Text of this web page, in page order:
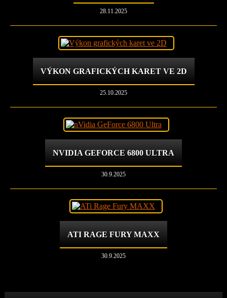
28.11.2025
VÝKON GRAFICKÝCH KARET VE 2D
25.10.2025
NVIDIA GEFORCE 6800 ULTRA
30.9.2025
ATI RAGE FURY MAXX
30.9.2025